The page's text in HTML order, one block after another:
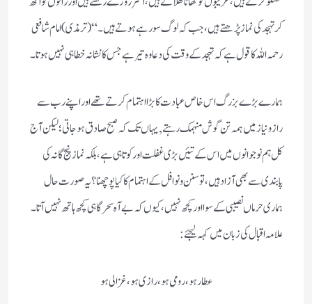
کر تہجد کی نماز پڑھتے ہیں، جب کہ لوگ سو رہے ہوتے ہیں۔“ (ترمذی) امام شافعی
رحمہ اللہ کا قول ہے کہ تہجد کے وقت کی دعا وہ تیر ہے جس کا نشانہ خطا ہی نہیں ہوتا۔
ہمارے بڑے بزرگ اس خاص عبادت کا بڑا اہتمام کرتے تھے اور اپنے رب سے
راز و نیاز میں ہمہ تن گوش منہمک رہتے, یہاں تک کہ صبح صادق ہوجاتی؛ لیکن آج
کل ہم نوجوانوں میں اس کے تئیں بڑی غفلت اور کوتاہی ہے، بلکہ نماز پنج گانہ کی
پابندی سے بھی آزاد ہیں، تو سنن و نوافل کے اہتمام کا کیا پوچھنا؟ یہ صورت حال
ہماری حرماں نصیبی کے سوا اور کچھ نہیں، کیوں کہ بے آہ سحرگاہی کچھ ہاتھ نہیں آتا۔
علامہ اقبال کی زبان میں کہہ لیجئے:
عطار ہو، رومی ہو، رازی ہو، غزالی ہو